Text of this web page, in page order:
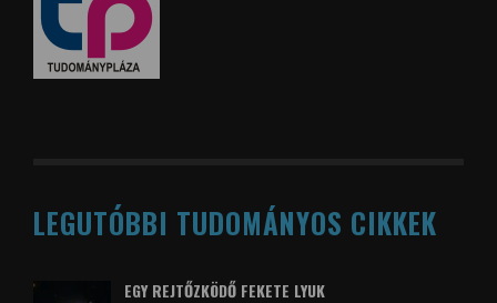
LEGUTÓBBI TUDOMÁNYOS CIKKEK
EGY REJTŐZKÖDŐ FEKETE LYUK